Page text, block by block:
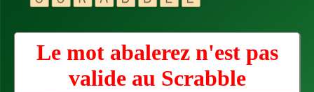
Le mot abalerez n'est pas
valide au Scrabble